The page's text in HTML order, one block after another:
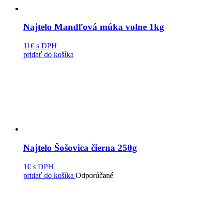
Najtelo Mandľová múka volne 1kg
11€ s DPH
pridať do košíka
Najtelo Šošovica čierna 250g
1€ s DPH
pridať do košíka Odporúčané